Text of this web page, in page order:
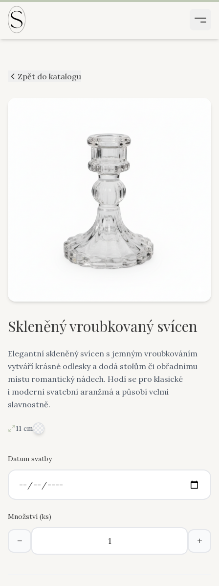
Zpět do katalogu
Skleněný vroubkovaný svícen
Elegantní skleněný svícen s jemným vroubkováním
vytváří krásné odlesky a dodá stolům či obřadnímu
místu romantický nádech. Hodí se pro klasické
i moderní svatební aranžmá a působí velmi
slavnostně.
11 cm
Datum svatby
Množství (ks)
− +